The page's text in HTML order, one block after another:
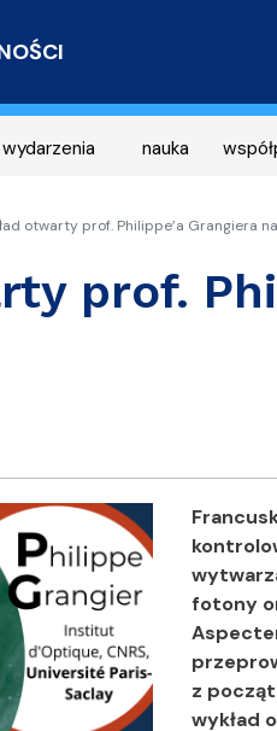
wydarzenia nauka
otwarty prof. Philippe’a Grangiera
prof.
fotony
z
wykład